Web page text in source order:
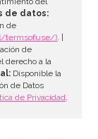
de datos:
de
termsofuse/). |
de
derecho a la
Disponible la
de Datos
de Privacidad.